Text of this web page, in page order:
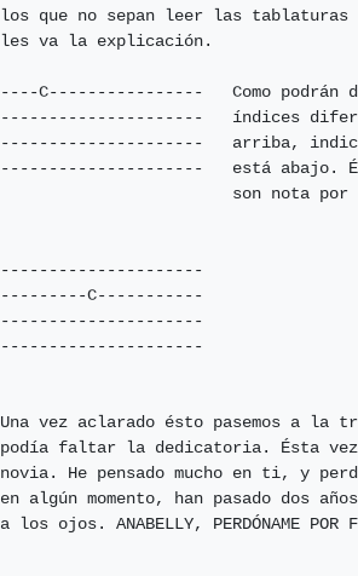
los que no sepan leer las tablaturas
les va la explicación.
----C----------------   Como podrán
---------------------   índices
---------------------   arriba, indica
---------------------   está abajo.
---------------------
---------C-----------
---------------------
---------------------
Una vez aclarado ésto pasemos a la
podía faltar la dedicatoria. Ésta
novia. He pensado mucho en ti, y
en algún momento, han pasado dos
a los ojos. ANABELLY, PERDÓNAME POR